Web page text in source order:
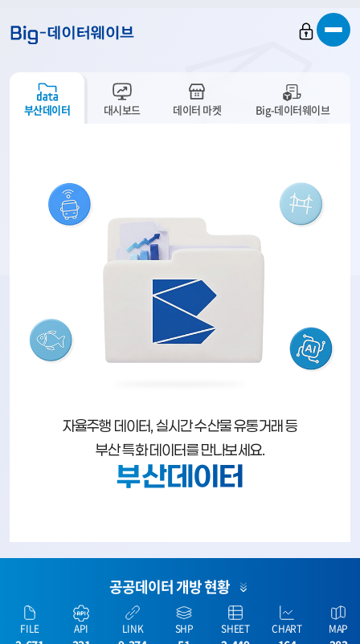
부산데이터 대시보드 데이터 마켓 Big-데이터웨이브
자율주행 데이터, 실시간 수산물 유통거래 등
부산 특화 데이터를 만나보세요.
부산데이터
공공데이터 개방 현황
FILE API LINK SHP SHEET CHART MAP